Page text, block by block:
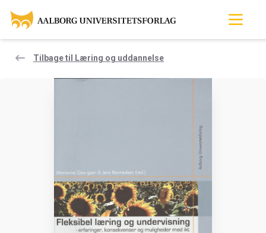
Tilbage til Læring og uddannelse